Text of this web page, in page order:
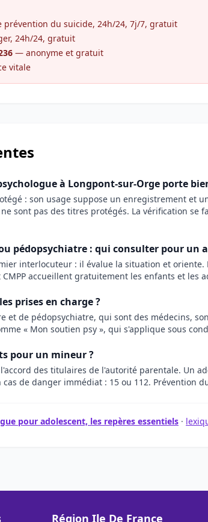
du suicide, 24h/24, 7j/7, gratuit
24h/24, gratuit
— anonyme et gratuit
vitale
à Longpont-sur-Orge porte
: son usage suppose un enregistrement et
ne sont pas des titres protégés. La vérification
pédopsychiatre : qui consulter pour un
interlocuteur : il évalue la situation et
CMPP accueillent gratuitement les enfants et les
prises en charge ?
et de pédopsychiatre, qui sont des médecins,
« Mon soutien psy », qui s'applique sous
pour un mineur ?
des titulaires de l'autorité parentale. Un
de danger immédiat : 15 ou 112. Prévention
pour adolescent, les repères essentiels ·
Région Ile De France